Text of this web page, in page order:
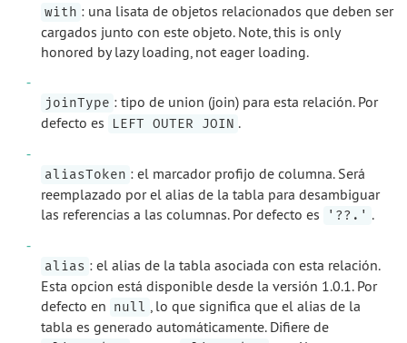
with : una lisata de objetos relacionados que deben ser
cargados junto con este objeto. Note, this is only
honored by lazy loading, not eager loading.
joinType : tipo de union (join) para esta relación. Por
defecto es
LEFT OUTER JOIN .
aliasToken : el marcador profijo de columna. Será
reemplazado por el alias de la tabla para desambiguar
las referencias a las columnas. Por defecto es
'??.' .
alias : el alias de la tabla asociada con esta relación.
Esta opcion está disponible desde la versión 1.0.1. Por
defecto en null
, lo que significa que el alias de la
tabla es generado automáticamente. Difiere de